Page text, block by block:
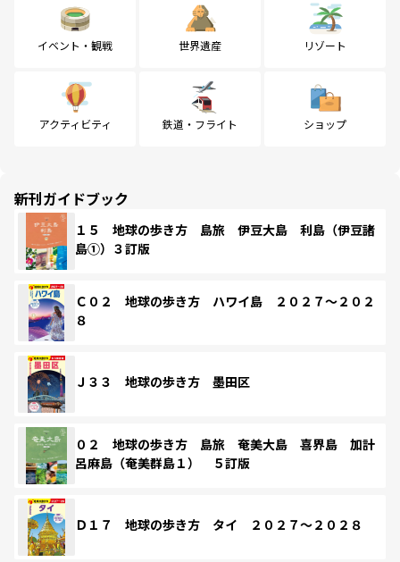
イベント・観戦 世界遺産 リゾート
アクティビティ 鉄道・フライト ショップ
新刊ガイドブック
１５ 地球の歩き方 島旅 伊豆大島 利島（伊豆諸
島①）３訂版
Ｃ０２ 地球の歩き方 ハワイ島 ２０２７～２０２
８
Ｊ３３ 地球の歩き方 墨田区
０２ 地球の歩き方 島旅 奄美大島 喜界島 加計
呂麻島（奄美群島１） ５訂版
Ｄ１７ 地球の歩き方 タイ ２０２７～２０２８